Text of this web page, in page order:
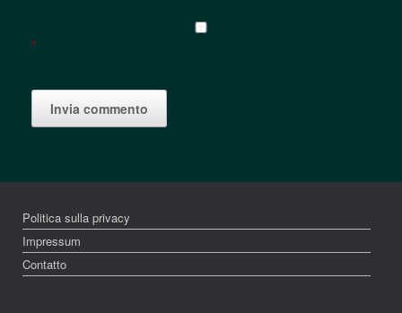
*
Politica sulla privacy
Impressum
Contatto